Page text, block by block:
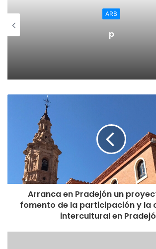
Texto legal sí o texto legal no, la verdad
mascota. La necesidad de esterilización o
certificación de fallecimiento, aumentan,
esfuerzos económicos que conlleva
ARB
p
Arranca en Pradejón un
fomento de la participación y la
intercultural en